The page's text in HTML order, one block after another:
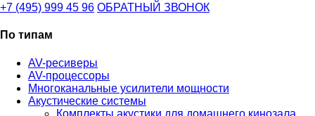
+7 (495) 999 45 96 ОБРАТНЫЙ ЗВОНОК
По типам
AV-ресиверы
AV-процессоры
Многоканальные усилители мощности
Акустические системы
Комплекты акустики для домашнего кинозала